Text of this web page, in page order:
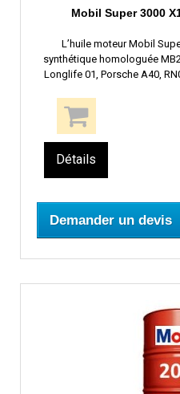
Mobil Super 3000
L’huile moteur Mobil
synthétique homologuée
Longlife 01, Porsche A40,
Détails
Demander un devis